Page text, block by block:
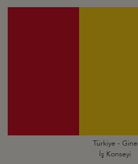
Türkiye - Gine
İş Konseyi